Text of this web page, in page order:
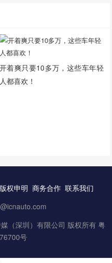
开着爽只要10多万，这些车年轻
人都喜欢！
版权申明 商务合作 联系我们
（深圳）有限公司 版权所有 粤
号